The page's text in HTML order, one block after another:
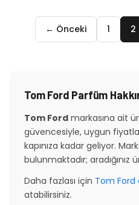
← Önceki 1 2
Tom Ford Parfüm
Tom Ford markasına ait
güvencesiyle, uygun
kapınıza kadar geliyor.
bulunmaktadır;
Daha fazlası için Tom Ford
atabilirsiniz.